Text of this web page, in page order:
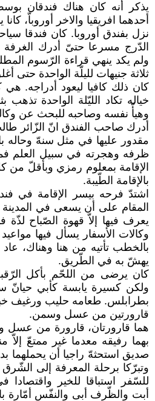
يذكر أنه كان هناك فندقان
أحدهما افريقيا والاخر أوروباّ،
نزل بفندق أوروبا. كان فندقا
الدّرج مسرعا حتىّ أدرك الغرفة
ولم يكد ينهي قراءة الرّسوم
ثلاثة جنيهات لليلّة الواحدة حتى
كان ذلك كافيا ليعود أدراجه.
خياله تكاد الليّلة الواحدة
وهيأّ نفسه وصاحبه للبحث عن
أدرك صاحب الفندق انّ الزّائر
مقدور عليها في مثل سنهّ وحاله
ظرفه وهجرته في سبيل العلم
الإقامة بمعلوم رمزي وبأقلّ من
بالإقامة الطّيبة.
اشتدّ فرحه بيسر الإقامة في
المقام على أن يسعى في
يعرف فيها إلاّ قهوة الصّباح لذّة
وكالات الأسفار يسأل فيها
بالخطب تأتيه من هنا وهناك،
يهشّ به في الطّريق.
كان يرضى من اللحّم بأكل
ولكن كسيرة يابسة كأبي حيانّ
بطرابلس. طعامه حليب ورغيف
قارورتين من عسل وسمن.
هما قارورتان، قارورة من عسل
بهما رفيقه معدما غير ممتعّ إلاّ
صديق استحثهّ راجيا أن يحملهما
وتبرّكا برحلة المعرفة إلى
للسّفر استباقا للخير واقتصادا
أبت والظّرف أبى والنفّس أمّارة